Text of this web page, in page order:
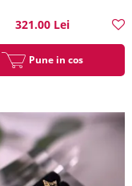
321.00 Lei
Pune in cos